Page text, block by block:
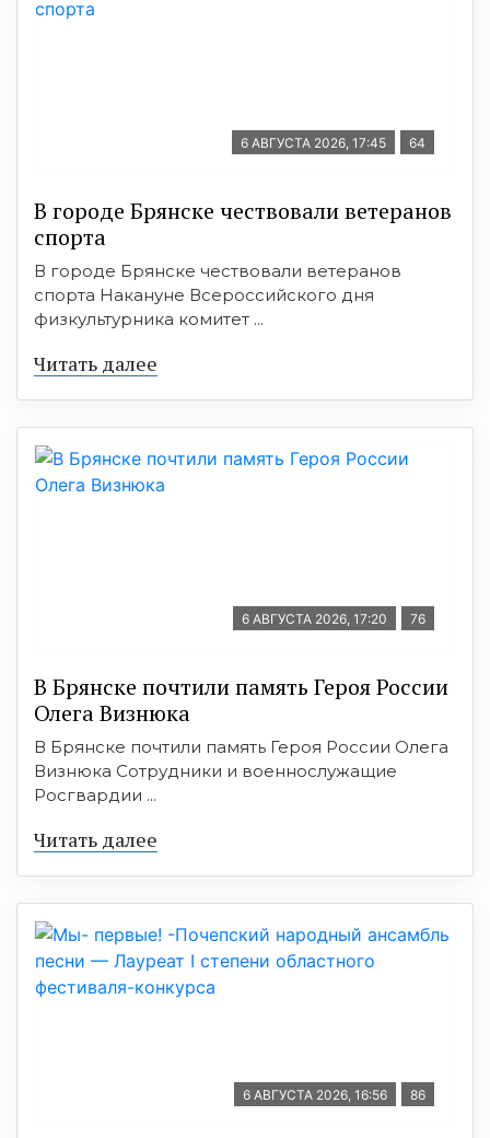
6 АВГУСТА 2026, 17:45 64
В городе Брянске чествовали ветеранов
спорта
В городе Брянске чествовали ветеранов
спорта Накануне Всероссийского дня
физкультурника комитет ...
Читать далее
6 АВГУСТА 2026, 17:20 76
В Брянске почтили память Героя России
Олега Визнюка
В Брянске почтили память Героя России Олега
Визнюка Сотрудники и военнослужащие
Росгвардии ...
Читать далее
6 АВГУСТА 2026, 16:56 86